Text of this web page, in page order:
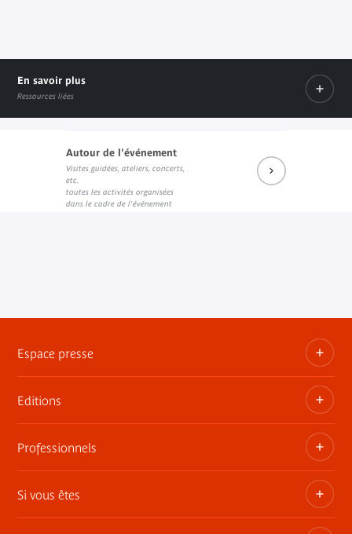
En savoir plus
Ressources liées
Prochains rendez-vous du salon de lecture J. Kerchache
Lien interne
Autour de l'événement
Visites guidées, ateliers, concerts,
etc.
toutes les activités organisées
dans le cadre de l'événement
Espace presse
Dossiers, communiqués, bandes annonces
Contact presse
Editions
Les publications du musée
Professionnels
Privatisez les espaces
Si vous êtes